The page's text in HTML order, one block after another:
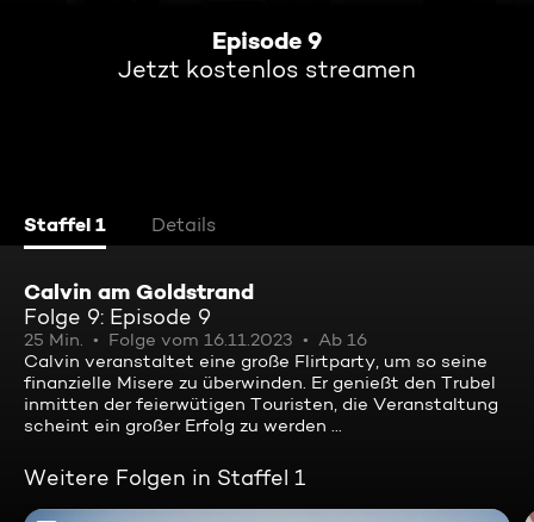
Episode 9
Jetzt kostenlos streamen
Staffel 1 Details
Calvin am Goldstrand
Folge 9: Episode 9
25 Min. Folge vom 16.11.2023
Ab 16
Calvin veranstaltet eine große Flirtparty, um so seine
finanzielle Misere zu überwinden. Er genießt den Trubel
inmitten der feierwütigen Touristen, die Veranstaltung
scheint ein großer Erfolg zu werden ...
Weitere Folgen in Staffel 1